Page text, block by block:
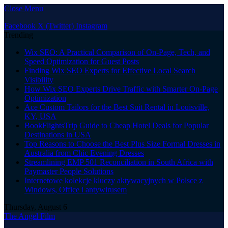
Close Menu
Facebook X (Twitter) Instagram
Trending
Wix SEO: A Practical Comparison of On-Page, Tech, and
Speed Optimization for Guest Posts
Finding Wix SEO Experts for Effective Local Search
Visibility
How Wix SEO Experts Drive Traffic with Smarter On-Page
Optimization
Ace Custom Tailors for the Best Suit Rental in Louisville,
KY, USA
BookFlightsTrip Guide to Cheap Hotel Deals for Popular
Destinations in USA
Top Reasons to Choose the Best Plus Size Formal Dresses in
Australia from Chic Evening Dresses
Streamlining EMP 501 Reconciliation in South Africa with
Paymaster People Solutions
Internetowe kolekcje kluczy aktywacyjnych w Polsce z
Windows, Office i antywirusem
Thursday, August 6
The Angel Film